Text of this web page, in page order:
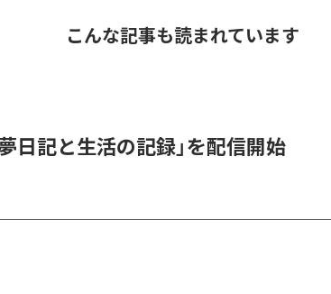
こんな記事も読まれています
日記と生活の記録」を配信開始